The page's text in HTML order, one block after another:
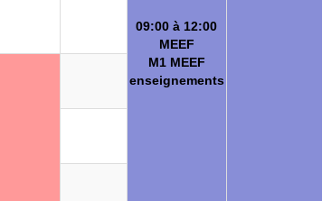
09:00 à 12:00
MEEF
M1 MEEF
enseignements